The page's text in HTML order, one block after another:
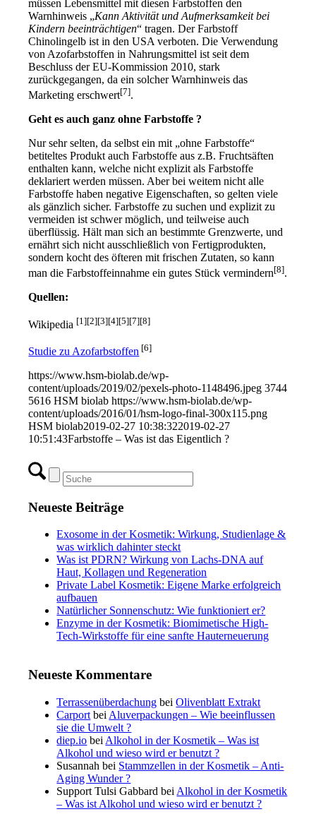
müssen Lebensmittel mit diesen Farbstoffen den
Warnhinweis „Kann Aktivität und Aufmerksamkeit bei
Kindern beeinträchtigen“ tragen. Der Farbstoff
Chinolingelb ist in den USA verboten. Die Verwendung
von Azofarbstoffen in Nahrungsmittel ist seit dem
Beschluss der EU-Kommission 2010, stark
zurückgegangen, da ein solcher Warnhinweis das
Marketing erschwert[7].
Geht es auch ganz ohne Farbstoffe ?
Nur sehr selten, da selbst ein mit „ohne Farbstoffe“
betiteltes Produkt auch Farbstoffe aus z.B. Fruchtsäften
enthalten kann, welche nicht explizit als Farbstoffe
deklariert werden müssen. Aber bei weitem nicht alle
Farbstoffe haben negative Eigenschaften, so gelten viele
als gänzlich sicher. Farbstoffe zu suchen und explizit zu
vermeiden ist schwer möglich, und teilweise auch
überflüssig. Hält man sich an bestimmte Grenzwerte, und
ernährt sich nicht ausschließlich von Fertigprodukten,
sondern kocht des öfteren mit frischen Zutaten, so kann
man die Farbstoffeinnahme ein gutes Stück vermindern[8].
Quellen:
Wikipedia [1][2][3][4][5][7][8]
Studie zu Azofarbstoffen [6]
https://www.hsm-biolab.de/wp-
content/uploads/2019/02/pexels-photo-1148496.jpeg 3744
5616 HSM biolab https://www.hsm-biolab.de/wp-
content/uploads/2016/01/hsm-logo-final-300x115.png
HSM biolab2019-02-27 10:38:322019-02-27
10:51:43Farbstoffe – Was ist das Eigentlich ?
Neueste Beiträge
Exosome in der Kosmetik: Wirkung, Studienlage &
was wirklich dahinter steckt
Was ist PDRN? Wirkung von Lachs-DNA auf
Haut, Kollagen und Regeneration
Private Label Kosmetik: Eigene Marke erfolgreich
aufbauen
Natürlicher Sonnenschutz: Wie funktioniert er?
Enzyme in der Kosmetik: Biomimetische High-
Tech-Wirkstoffe für eine sanfte Hauterneuerung
Neueste Kommentare
Terrassenüberdachung beiOlivenblatt Extrakt
Carport bei Aluverpackungen – Wie beeinflussen
sie die Umwelt ?
diep.io bei Alkohol in der Kosmetik – Was ist
Alkohol und wieso wird er benutzt ?
Susannah bei Stammzellen in der Kosmetik – Anti-
Aging Wunder ?
Support Tulsi Gabbard bei Alkohol in der Kosmetik
– Was ist Alkohol und wieso wird er benutzt ?